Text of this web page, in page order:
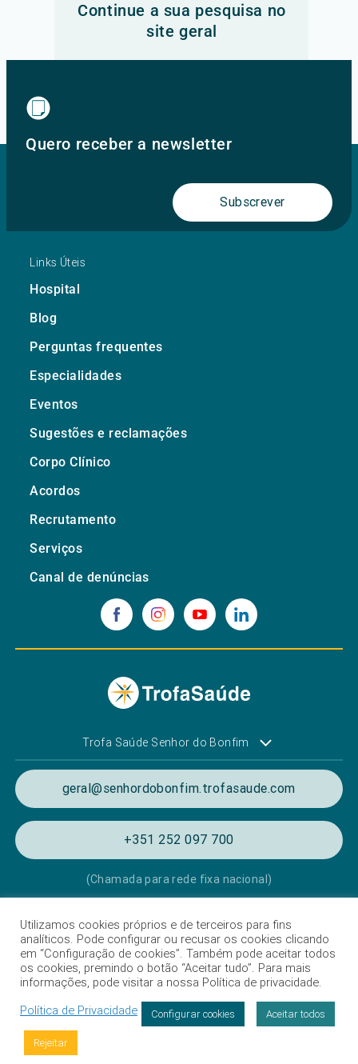
Continue a sua pesquisa no
site geral
Quero receber a newsletter
Subscrever
Links Úteis
Hospital
Blog
Perguntas frequentes
Especialidades
Eventos
Sugestões e reclamações
Corpo Clínico
Acordos
Recrutamento
Serviços
Canal de denúncias
Trofa Saúde Senhor do Bonfim
geral@senhordobonfim.trofasaude.com
+351 252 097 700
(Chamada para rede fixa nacional)
Política de Privacidade e de Cookies
Termos e condições de utilização
Listagem das Unidades Hospitalares
Proteção de Dados
Livro de Reclamações
Utilizamos cookies próprios e de terceiros para fins
analíticos. Pode configurar ou recusar os cookies clicando
em “Configuração de cookies”. Também pode aceitar todos
os cookies, premindo o botão “Aceitar tudo”. Para mais
informações, pode visitar a nossa Política de privacidade.
Política de Privacidade
Configurar cookies Aceitar todos
Rejeitar